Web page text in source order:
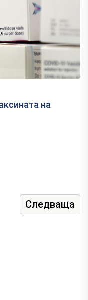
на
Следваща